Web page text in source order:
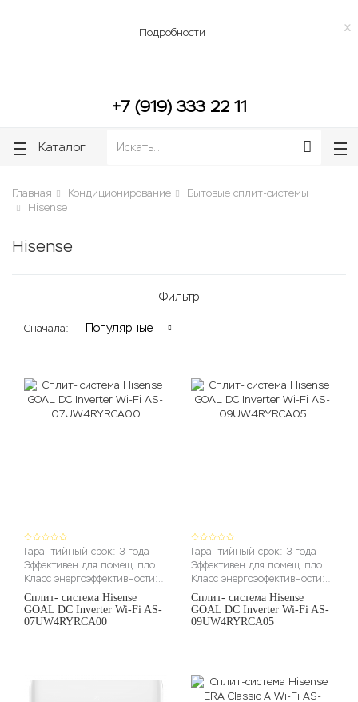
Подробности
x
+7 (919) 333 22 11
Каталог
Главная Кондиционирование
Бытовые сплит-системы
Hisense
Hisense
Фильтр
Сначала: Популярные
Гарантийный срок: 3 года
Эффективен для помещ. площадью до (м2): до 22м2
Класс энергоэффективности: A
Сплит- система Hisense
GOAL DC Inverter Wi-Fi AS-
07UW4RYRCA00
Гарантийный срок: 3 года
Эффективен для помещ. площадью до (м2): до 27м2
Класс энергоэффективности: A
Сплит- система Hisense
GOAL DC Inverter Wi-Fi AS-
09UW4RYRCA05